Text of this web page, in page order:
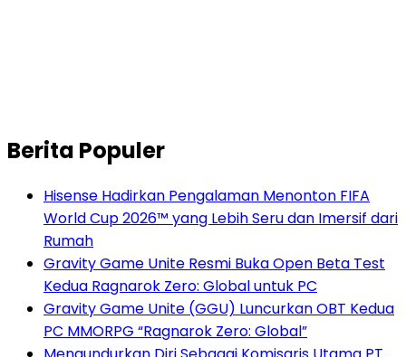
Berita Populer
Hisense Hadirkan Pengalaman Menonton FIFA
World Cup 2026™ yang Lebih Seru dan Imersif dari
Rumah
Gravity Game Unite Resmi Buka Open Beta Test
Kedua Ragnarok Zero: Global untuk PC
Gravity Game Unite (GGU) Luncurkan OBT Kedua
PC MMORPG “Ragnarok Zero: Global”